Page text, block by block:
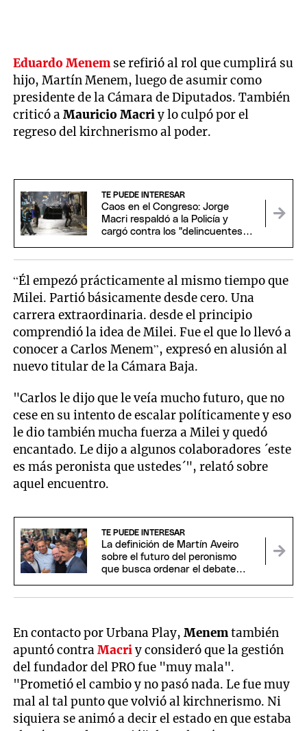
Eduardo Menem se refirió al rol que cumplirá su
hijo, Martín Menem, luego de asumir como
presidente de la Cámara de Diputados. También
criticó aMauricio Macriy lo culpó por el
regreso del kirchnerismo al poder.
TE PUEDE INTERESAR
Caos en el Congreso: Jorge
Macri respaldó a la Policía y
cargó contra los "delincuentes
“Él empezó prácticamente al mismo tiempo que
Milei. Partió básicamente desde cero. Una
carrera extraordinaria. desde el principio
comprendió la idea de Milei. Fue el que lo llevó a
conocer a Carlos Menem”, expresó en alusión al
nuevo titular de la Cámara Baja.
"Carlos le dijo que le veía mucho futuro, que no
cese en su intento de escalar políticamente y eso
le dio también mucha fuerza a Milei y quedó
encantado. Le dijo a algunos colaboradores ´este
es más peronista que ustedes´", relató sobre
aquel encuentro.
TE PUEDE INTERESAR
La definición de Martín Aveiro
sobre el futuro del peronismo
que busca ordenar el debate
En contacto por Urbana Play,Menemtambién
apuntó contraMacriy consideró que la gestión
del fundador del PRO fue "muy mala".
"Prometió el cambio y no pasó nada. Le fue muy
mal al tal punto que volvió al kirchnerismo. Ni
siquiera se animó a decir el estado en que estaba